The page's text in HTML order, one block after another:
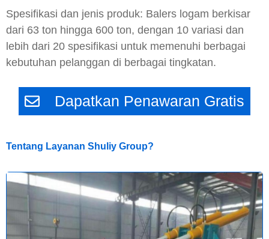
Spesifikasi dan jenis produk: Balers logam berkisar
dari 63 ton hingga 600 ton, dengan 10 variasi dan
lebih dari 20 spesifikasi untuk memenuhi berbagai
kebutuhan pelanggan di berbagai tingkatan.
Dapatkan Penawaran Gratis
Tentang Layanan Shuliy Group?